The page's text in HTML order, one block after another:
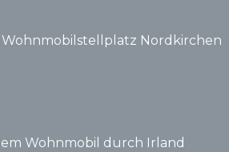
Wohnmobilstellplatz Nordkirchen
Wohnmobil durch Irland